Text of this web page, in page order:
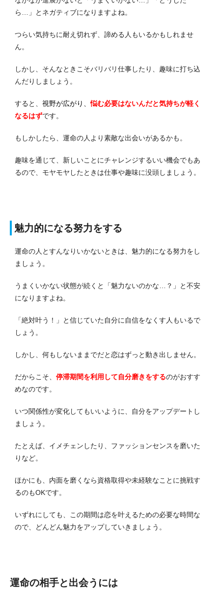
ら…」とネガティブになりますよね。
つらい気持ちに耐え切れず、諦める人もいるかもしれませ
ん。
しかし、そんなときこそバリバリ仕事したり、趣味に打ち込
んだりしましょう。
すると、 視野が広がり、悩む必要はないんだと気持ちが軽く
なるはずです。
もしかしたら、運命の人より素敵な出会いがあるかも。
趣味を通じて、新しいことにチャレンジするいい機会でもあ
るので、モヤモヤしたときは仕事や趣味に没頭しましょう。
魅力的になる努力をする
運命の人とすんなりいかないときは、魅力的になる努力をし
ましょう。
うまくいかない状態が続くと「魅力ないのかな…？」と不安
になりますよね。
「絶対叶う！」と信じていた自分に自信をなくす人もいるで
しょう。
しかし、何もしないままでだと恋はずっと動き出しません。
だからこそ、 停滞期間を利用して自分磨きをするのがおすす
めなのです。
いつ関係性が変化してもいいように、自分をアップデートし
ましょう。
たとえば、イメチェンしたり、ファッションセンスを磨いた
りなど。
ほかにも、内面を磨くなら資格取得や未経験なことに挑戦す
るのもOKです。
いずれにしても、この期間は恋を叶えるための必要な時間な
ので、どんどん魅力をアップしていきましょう。
運命の相手と出会うには